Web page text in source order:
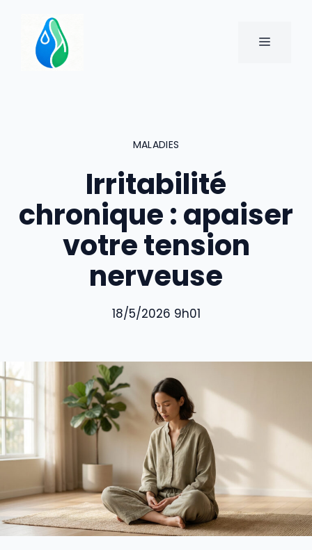
contenu
MENU
MALADIES
Irritabilité
chronique : apaiser
votre tension
nerveuse
18/5/2026 9h01